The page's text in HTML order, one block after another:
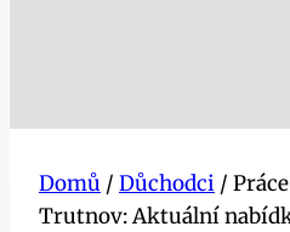
Domů / Důchodci /
Trutnov: Aktuální